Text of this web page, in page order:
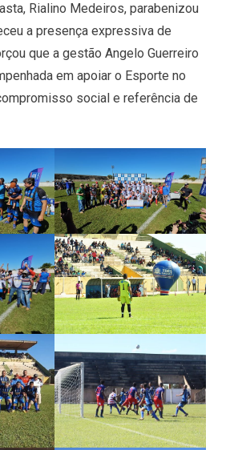
Rialino Medeiros, parabenizou
a presença expressiva de
que a gestão Angelo Guerreiro
em apoiar o Esporte no
social e referência de